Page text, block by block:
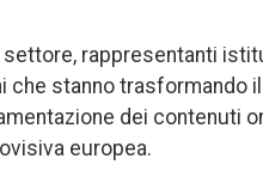
rappresentanti
stanno trasformando
dei contenuti
europea.